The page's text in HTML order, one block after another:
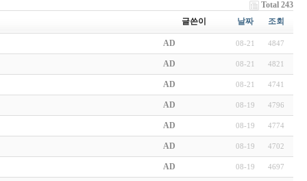
Total 243
글쓴이
날짜 조회
AD 08-21 4847
AD 08-21 4821
AD 08-21 4741
AD 08-19 4796
AD 08-19 4774
AD 08-19 4702
AD 08-19 4697